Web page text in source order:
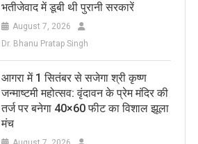
भतीजेवाद में डूबी थी पुरानी सरकारें
August 7, 2026
Dr. Bhanu Pratap Singh
आगरा में 1 सितंबर से सजेगा श्री कृष्ण
जन्माष्टमी महोत्सव: वृंदावन के प्रेम मंदिर की
तर्ज पर बनेगा 40×60 फीट का विशाल झूला
मंच